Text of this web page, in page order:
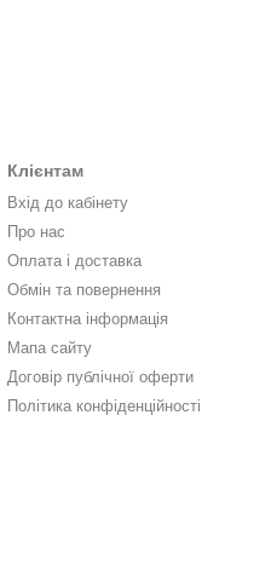
Клієнтам
Вхід до кабінету
Про нас
Оплата і доставка
Обмін та повернення
Контактна інформація
Мапа сайту
Договір публічної оферти
Політика конфіденційності